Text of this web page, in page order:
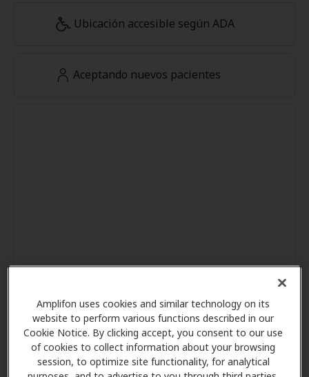
Amplifon uses cookies and similar technology on its
website to perform various functions described in our
Cookie Notice. By clicking accept, you consent to our use
of cookies to collect information about your browsing
session, to optimize site functionality, for analytical
Ubicación accesible según ADA
Aceptando nuevos pacientes